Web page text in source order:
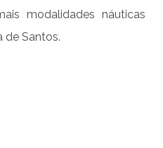
modalidades náuticas
de Santos.